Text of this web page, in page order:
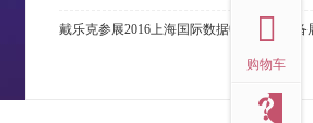
戴乐克参展2016上海国际数据中心技术设备
购物车